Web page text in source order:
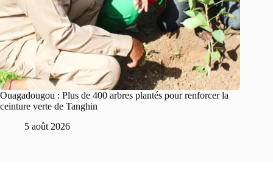
Ouagadougou : Plus de 400 arbres plantés pour renforcer la
ceinture verte de Tanghin
5 août 2026